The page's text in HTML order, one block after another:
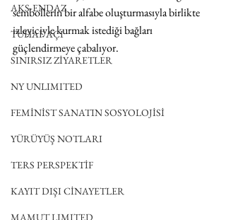
AKS-ENDAZ
TUHAF AÇI
SINIRSIZ ZİYARETLER
NY UNLIMITED
FEMİNİST SANATIN SOSYOLOJİSİ
YÜRÜYÜŞ NOTLARI
TERS PERSPEKTİF
KAYIT DIŞI CİNAYETLER
MAMUT LIMITED
sembollerin bir alfabe oluşturmasıyla birlikte
izleyiciyle kurmak istediği bağları
güçlendirmeye çabalıyor.